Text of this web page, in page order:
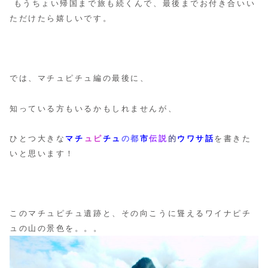
もうちょい帰国まで旅も続くんで、最後までお付き合いい
ただけたら嬉しいです。
では、マチュピチュ編の最後に、
知っている方もいるかもしれませんが、
ひとつ大きな マチ ュピチュ の都 市伝説 的 ウワサ話 を書きた
いと思います！
このマチュピチュ遺跡と、その向こうに聳えるワイナピチ
ュの山の景色を。。。